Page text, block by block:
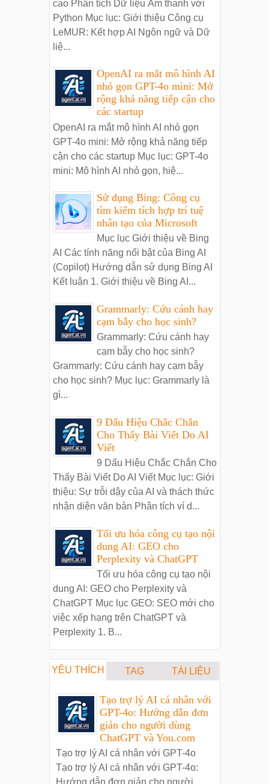
cao Phân tích Dữ liệu Âm thanh với
Python Mục lục: Giới thiệu Công cụ
LeMUR: Kết hợp AI Ngôn ngữ và Dữ
liệ...
OpenAI ra mắt mô hình AI
nhỏ gọn GPT-4o mini: Mở
rộng khả năng tiếp cận cho
các startup
OpenAI ra mắt mô hình AI nhỏ gọn
GPT-4o mini: Mở rộng khả năng tiếp
cận cho các startup Mục lục: GPT-4o
mini: Mô hình AI nhỏ gọn, hiệ...
Sử dụng Bing: Công cụ
tìm kiếm tích hợp trí tuệ
nhân tạo của Microsoft
Mục lục Giới thiệu về Bing
AI Các tính năng nổi bật của Bing AI
(Copilot) Hướng dẫn sử dụng Bing AI
Kết luận 1. Giới thiệu về Bing AI...
Grammarly: Cứu cánh hay
cạm bẫy cho học sinh?
Grammarly: Cứu cánh hay
cạm bẫy cho học sinh?
Grammarly: Cứu cánh hay cạm bẫy
cho học sinh? Mục lục: Grammarly là
gì...
9 Dấu Hiệu Chắc Chắn
Cho Thấy Bài Viết Do AI
Viết
9 Dấu Hiệu Chắc Chắn Cho
Thấy Bài Viết Do AI Viết Mục lục: Giới
thiệu: Sự trỗi dậy của AI và thách thức
nhận diện văn bản Phân tích ví d...
Tối ưu hóa công cụ tạo nội
dung AI: GEO cho
Perplexity và ChatGPT
Tối ưu hóa công cụ tạo nội
dung AI: GEO cho Perplexity và
ChatGPT Mục lục GEO: SEO mới cho
việc xếp hạng trên ChatGPT và
Perplexity 1. B...
YÊU THÍCH TAG TÀI LIỆU
Tạo trợ lý AI cá nhân với
GPT-4o: Hướng dẫn đơn
giản cho người dùng
ChatGPT và You.com
Tạo trợ lý AI cá nhân với GPT-4o
Tạo trợ lý AI cá nhân với GPT-4o:
Hướng dẫn đơn giản cho người